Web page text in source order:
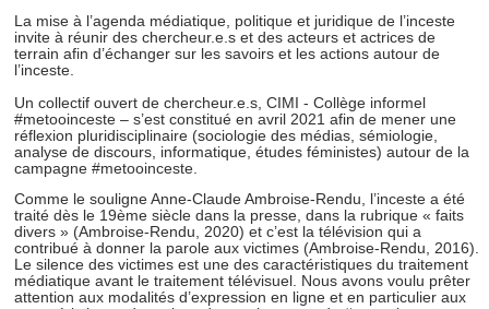
La mise à l’agenda médiatique, politique et juridique de l’inceste
invite à réunir des chercheur.e.s et des acteurs et actrices de
terrain afin d’échanger sur les savoirs et les actions autour de
l’inceste.
Un collectif ouvert de chercheur.e.s, CIMI - Collège informel
#metooinceste – s’est constitué en avril 2021 afin de mener une
réflexion pluridisciplinaire (sociologie des médias, sémiologie,
analyse de discours, informatique, études féministes) autour de la
campagne #metooinceste.
Comme le souligne Anne-Claude Ambroise-Rendu, l’inceste a été
traité dès le 19ème siècle dans la presse, dans la rubrique « faits
divers » (Ambroise-Rendu, 2020) et c’est la télévision qui a
contribué à donner la parole aux victimes (Ambroise-Rendu, 2016).
Le silence des victimes est une des caractéristiques du traitement
médiatique avant le traitement télévisuel. Nous avons voulu prêter
attention aux modalités d’expression en ligne et en particulier aux